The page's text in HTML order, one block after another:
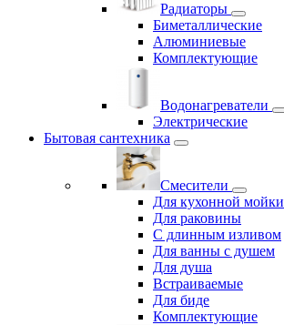
Радиаторы
Биметаллические
Алюминиевые
Комплектующие
Водонагреватели
Электрические
Бытовая сантехника
Смесители
Для кухонной мойки
Для раковины
С длинным изливом
Для ванны с душем
Для душа
Встраиваемые
Для биде
Комплектующие